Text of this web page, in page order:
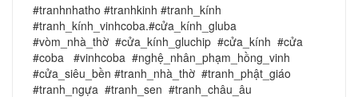
#tranhnhatho #tranhkinh #tranh_kính
#tranh_kính_vinhcoba.#cửa_kính_gluba
#vòm_nhà_thờ #cửa_kính_gluchip #cửa_kính #cửa
#coba #vinhcoba #nghệ_nhân_phạm_hồng_vinh
#cửa_siêu_bền #tranh_nhà_thờ #tranh_phật_giáo
#tranh_ngựa #tranh_sen #tranh_châu_âu